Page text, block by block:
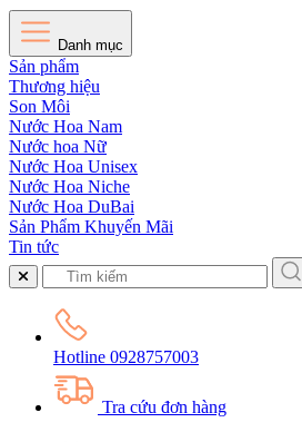
Danh mục
Sản phẩm
Thương hiệu
Son Môi
Nước Hoa Nam
Nước hoa Nữ
Nước Hoa Unisex
Nước Hoa Niche
Nước Hoa DuBai
Sản Phẩm Khuyến Mãi
Tin tức
Hotline 0928757003
Tra cứu đơn hàng